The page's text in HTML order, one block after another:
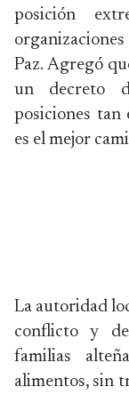
posición
Paz. Agregó
un decreto
posiciones tan
es el mejor
La autoridad
conflicto y
familias
alimentos, sin